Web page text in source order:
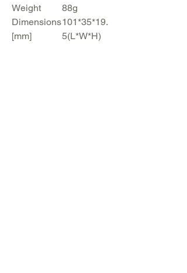
Weight
88g
Dimensions
[mm]
101*35*19.
5(L*W*H)